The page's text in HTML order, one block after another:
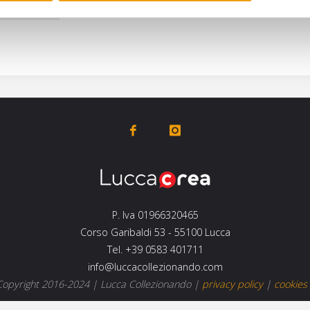
P. Iva 01966320465
Corso Garibaldi 53 - 55100 Lucca
Tel. +39 0583 401711
info@luccacollezionando.com
2016-2024 | Lucca Collezionando| privacy policy| cookies